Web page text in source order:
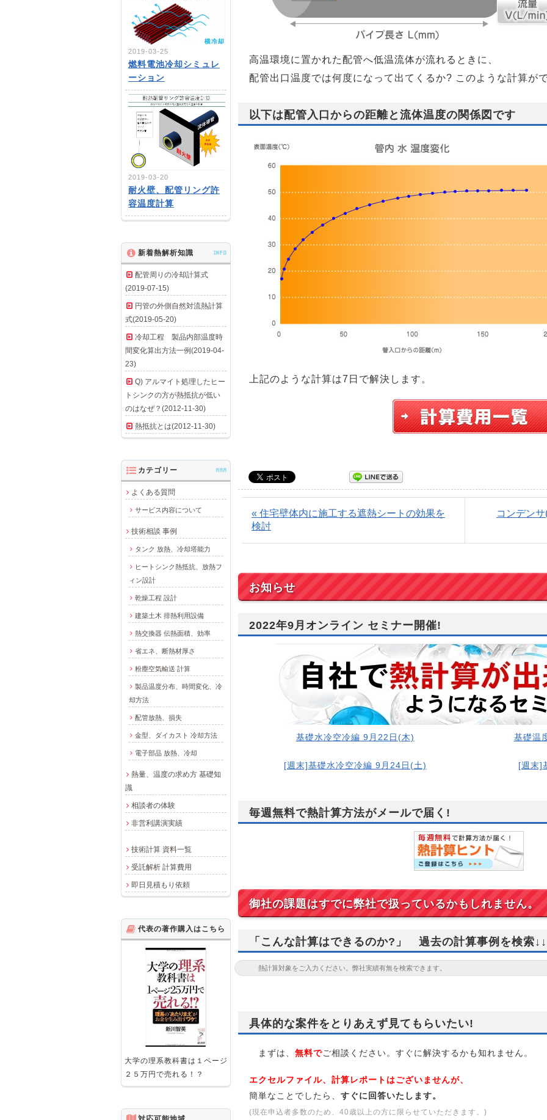
高温環境に置かれた配管へ低温流体が流れるときに、
配管出口温度では何度になって出てくるか? このような計算が
以下は配管入口からの距離と流体温度の関係図です
上記のような計算は7日で解決します。
« 住宅壁体内に施工する遮熱シートの効果を
検討
コンデン
お知らせ
2022年9月オンライン セミナー開催!
基礎水冷空冷編 9月22日(木) 基礎温
[週末]基礎水冷空冷編 9月24日(土) [週末]
毎週無料で熱計算方法がメールで届く!
御社の課題はすでに弊社で扱っているかもしれません。
「こんな計算はできるのか?」 過去の計算事例を検索
具体的な案件をとりあえず見てもらいたい!
まずは、 無料でご相談ください。すぐに解決するかも知れません。
エクセルファイル、計算レポートはございませんが、
簡単なことでしたら、 すぐに回答いたします。
(現在申込者多数のため、40歳以上の方に限らせていただきます。)
2019-03-25
燃料電池冷却シミュレ
ーション
2019-03-20
耐火壁、配管リング許
容温度計算
新着熱解析知識 INFO
配管周りの冷却計算式
(2019-07-15)
円管の外側自然対流熱計算
式(2019-05-20)
冷却工程 製品内部温度時
間変化算出方法一例(2019-04-
23)
Q) アルマイト処理したヒー
トシンクの方が熱抵抗が低い
のはなぜ？(2012-11-30)
熱抵抗とは(2012-11-30)
カテゴリー AAA
よくある質問
サービス内容について
技術相談 事例
タンク 放熱、冷却塔能力
ヒートシンク熱抵抗、放熱フ
ィン設計
乾燥工程 設計
建築土木 排熱利用設備
熱交換器 伝熱面積、効率
省エネ、断熱材厚さ
粉塵空気輸送 計算
製品温度分布、時間変化、冷
却方法
配管放熱、損失
金型、ダイカスト 冷却方法
電子部品 放熱、冷却
熱量、温度の求め方 基礎知
識
相談者の体験
非営利講演実績
技術計算 資料一覧
受託解析 計算費用
即日見積もり依頼
代表の著作購入はこちら
大学の理系教科書は１ページ
２５万円で売れる！？